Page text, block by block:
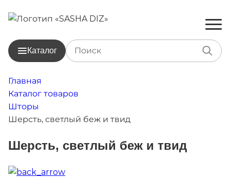
Каталог
Главная
Каталог товаров
Шторы
Шерсть, светлый беж и твид
Шерсть, светлый беж и твид